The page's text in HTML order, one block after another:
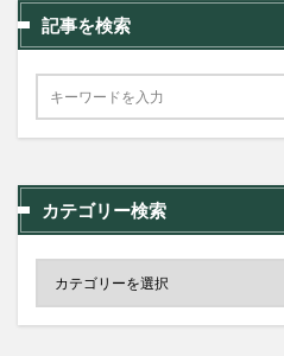
記事を検索
カテゴリー検索